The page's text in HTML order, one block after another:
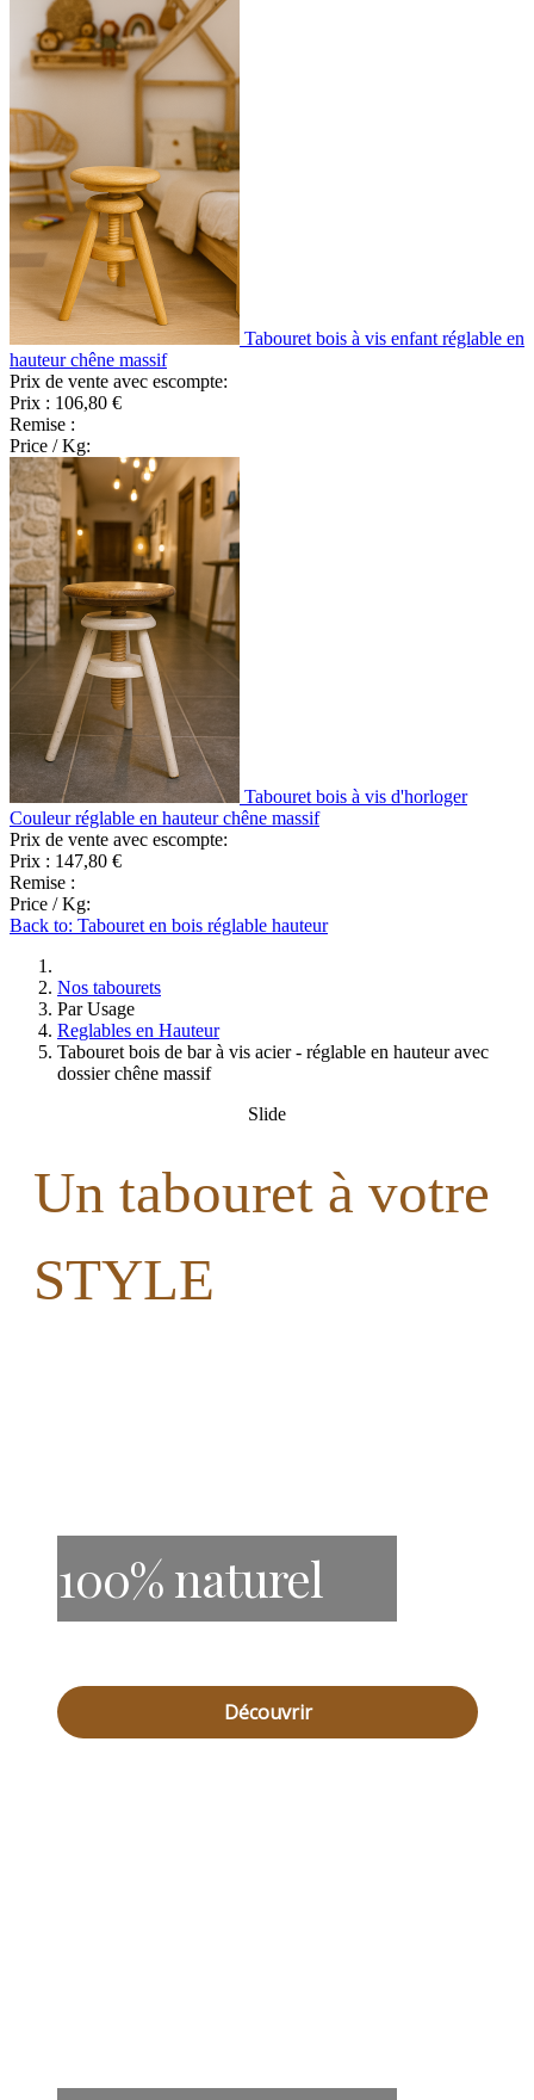
Tabouret bois à vis enfant réglable en
hauteur chêne massif
Prix de vente avec escompte:
Prix : 106,80 €
Remise :
Price / Kg:
Tabouret bois à vis d'horloger
Couleur réglable en hauteur chêne massif
Prix de vente avec escompte:
Prix : 147,80 €
Remise :
Price / Kg:
Back to: Tabouret en bois réglable hauteur
Nos tabourets
Par Usage
Reglables en Hauteur
Tabouret bois de bar à vis acier - réglable en hauteur avec
dossier chêne massif
Slide
Un tabouret à votre
STYLE
100% naturel
Découvrir